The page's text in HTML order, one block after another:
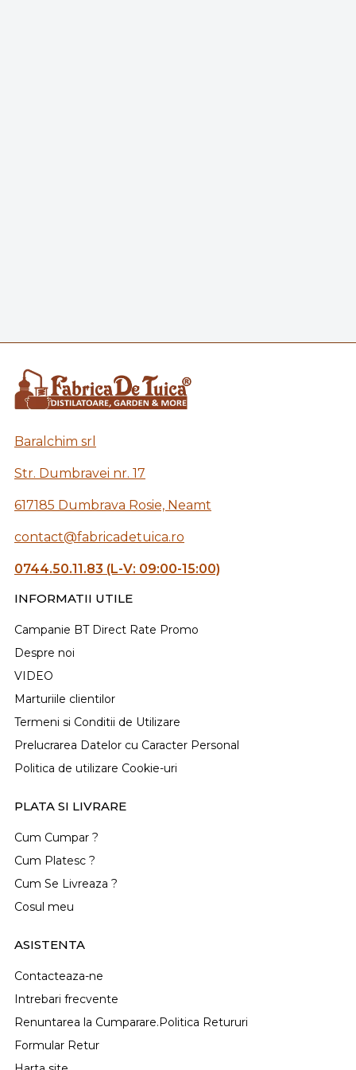
Baralchim srl
Str. Dumbravei nr. 17
617185 Dumbrava Rosie, Neamt
contact@fabricadetuica.ro
0744.50.11.83 (L-V: 09:00-15:00)
INFORMATII UTILE
Campanie BT Direct Rate Promo
Despre noi
VIDEO
Marturiile clientilor
Termeni si Conditii de Utilizare
Prelucrarea Datelor cu Caracter Personal
Politica de utilizare Cookie-uri
PLATA SI LIVRARE
Cum Cumpar ?
Cum Platesc ?
Cum Se Livreaza ?
Cosul meu
ASISTENTA
Contacteaza-ne
Intrebari frecvente
Renuntarea la Cumparare.Politica Retururi
Formular Retur